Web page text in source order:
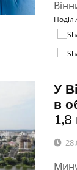
У
в
1,8